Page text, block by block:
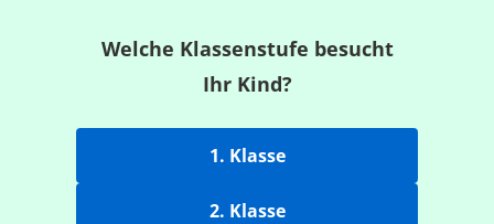
Welche Klassenstufe besucht
Ihr Kind?
1. Klasse
2. Klasse